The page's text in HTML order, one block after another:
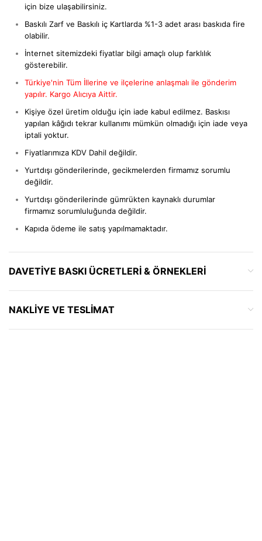
için bize ulaşabilirsiniz.
Baskılı Zarf ve Baskılı iç Kartlarda %1-3 adet arası baskıda fire
olabilir.
İnternet sitemizdeki fiyatlar bilgi amaçlı olup farklılık
gösterebilir.
Türkiye'nin Tüm İllerine ve ilçelerine anlaşmalı ile gönderim
yapılır. Kargo Alıcıya Aittir.
Kişiye özel üretim olduğu için iade kabul edilmez. Baskısı
yapılan kâğıdı tekrar kullanımı mümkün olmadığı için iade veya
iptali yoktur.
Fiyatlarımıza KDV Dahil değildir.
Yurtdışı gönderilerinde, gecikmelerden firmamız sorumlu
değildir.
Yurtdışı gönderilerinde gümrükten kaynaklı durumlar
firmamız sorumluluğunda değildir.
Kapıda ödeme ile satış yapılmamaktadır.
DAVETIYE BASKI ÜCRETLERI & ÖRNEKLERI
NAKLIYE VE TESLIMAT